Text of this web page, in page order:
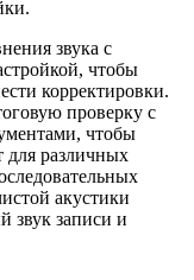
звука с
чтобы
корректировки.
проверку с
чтобы
для различных
акустики
звук записи и